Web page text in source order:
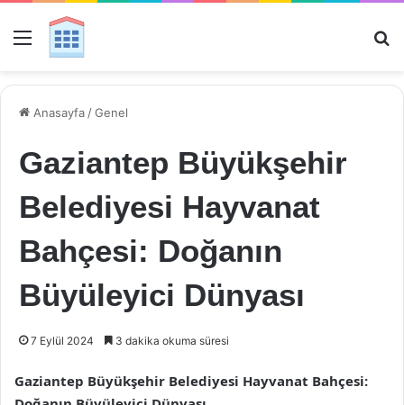
Menü
Anasayfa /Genel
Gaziantep Büyükşehir
Belediyesi Hayvanat
Bahçesi: Doğanın
Büyüleyici Dünyası
7 Eylül 2024 3 dakika okuma süresi
Gaziantep Büyükşehir Belediyesi Hayvanat Bahçesi: